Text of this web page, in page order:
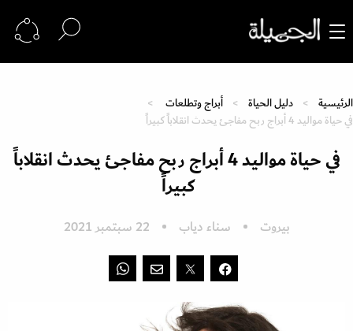
الرئيسية دليل الحياة
أبراج وتطلعات
في حياة مواليد 4 أبراج ربح مفاجئ يحدث انقلاباً كبيراً
في حياة مواليد 4 أبراج ربح مفاجئ يحدث انقلاباً
كبيراً
بيروت سناء دياب 22 سبتمبر 2021